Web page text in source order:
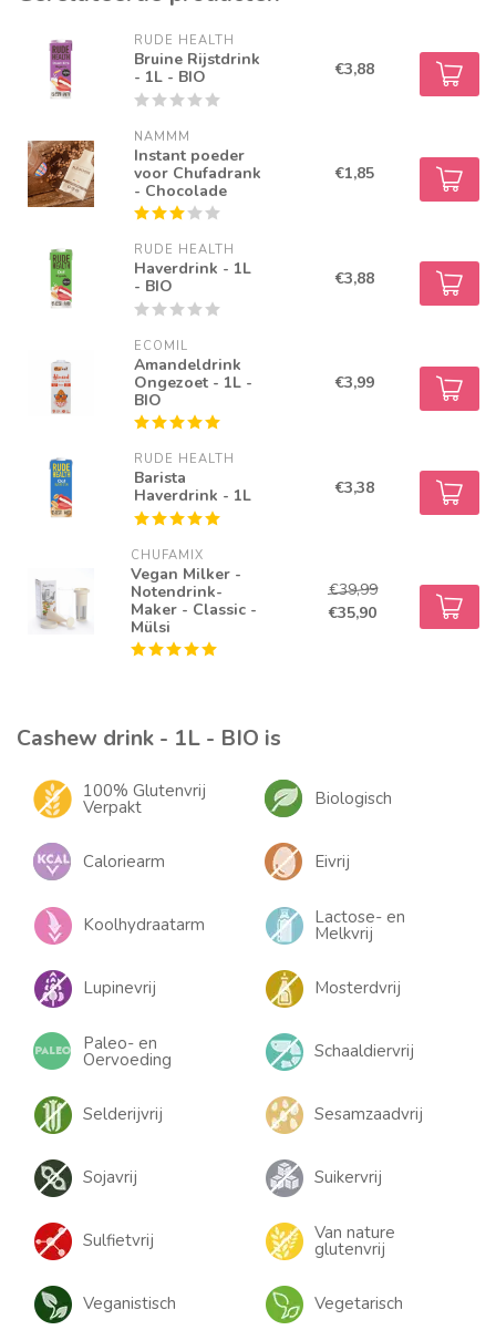
RUDE HEALTH
Bruine Rijstdrink
- 1L - BIO
€3,88
NAMMM
Instant poeder
voor Chufadrank
- Chocolade
€1,85
RUDE HEALTH
Haverdrink - 1L
- BIO
€3,88
ECOMIL
Amandeldrink
Ongezoet - 1L -
BIO
€3,99
RUDE HEALTH
Barista
Haverdrink - 1L
€3,38
CHUFAMIX
Vegan Milker -
Notendrink-
Maker - Classic -
Mülsi
€39,99
€35,90
Cashew drink - 1L - BIO is
100% Glutenvrij
Verpakt Biologisch
Caloriearm Eivrij
Koolhydraatarm Lactose- en
Melkvrij
Lupinevrij Mosterdvrij
Paleo- en
Oervoeding Schaaldiervrij
Selderijvrij Sesamzaadvrij
Sojavrij Suikervrij
Sulfietvrij Van nature
glutenvrij
Veganistisch Vegetarisch